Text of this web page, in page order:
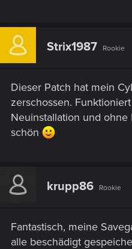
Strix1987 Rookie
Dieser Patch hat mein
zerschossen.
Neuinstallation und
schön
krupp86 Rookie
Fantastisch, meine
alle beschädigt